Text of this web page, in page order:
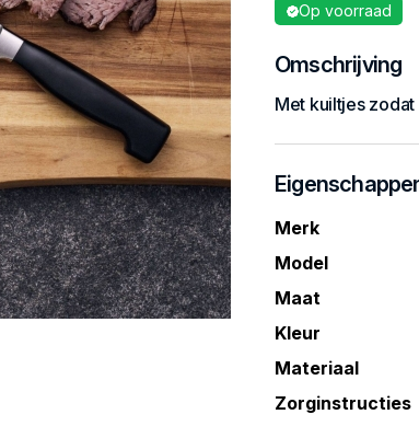
Op voorraad
Omschrijving
Met kuiltjes
Merk
Model
Maat
Kleur
Materiaal
Zorginstructies